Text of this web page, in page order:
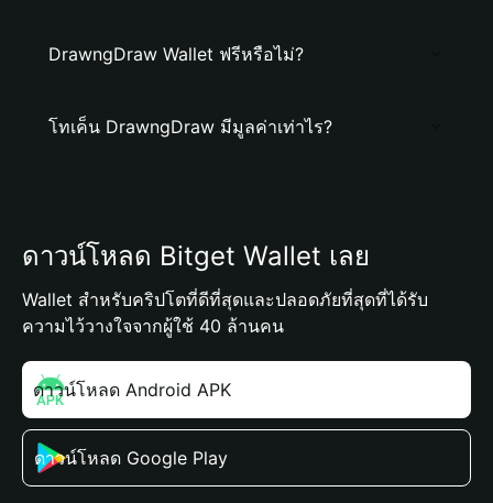
DrawngDraw Wallet ฟรีหรือไม่?
โทเค็น DrawngDraw มีมูลค่าเท่าไร?
ดาวน์โหลด Bitget Wallet เลย
Wallet สำหรับคริปโตที่ดีที่สุดและปลอดภัยที่สุดที่ได้รับ
ความไว้วางใจจากผู้ใช้ 40 ล้านคน
ดาวน์โหลด Android APK
ดาวน์โหลด Google Play